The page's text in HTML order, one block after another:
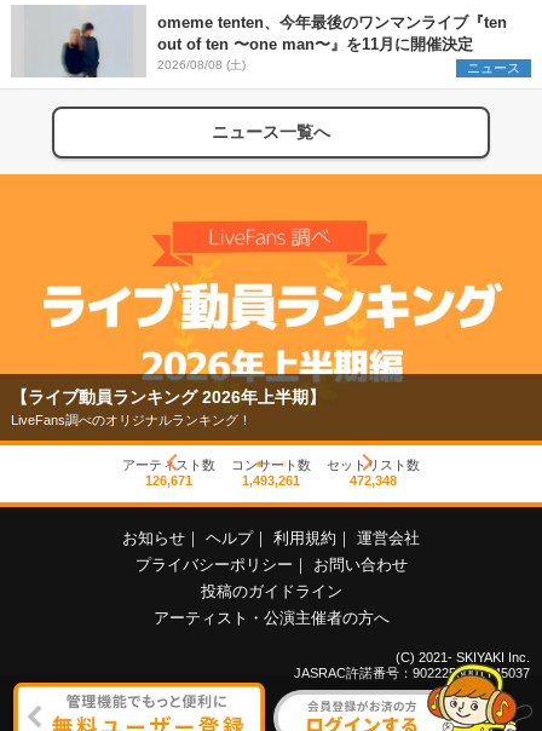
omeme tenten、今年最後のワンマンライブ『ten
out of ten 〜one man〜』を11月に開催決定
2026/08/08 (土) ニュース
ニュース一覧へ
【ライブ動員ランキング 2026年上半期】
LiveFans調べのオリジナルランキング！
アーティスト数
126,671
コンサート数
1,493,261
セットリスト数
472,348
お知らせ ヘルプ 利用規約
運営会社
プライバシーポリシー
お問い合わせ
投稿のガイドライン
アーティスト・公演主催者の方へ
(C) 2021- SKIYAKI Inc.
JASRAC許諾番号：9022255001Y45037